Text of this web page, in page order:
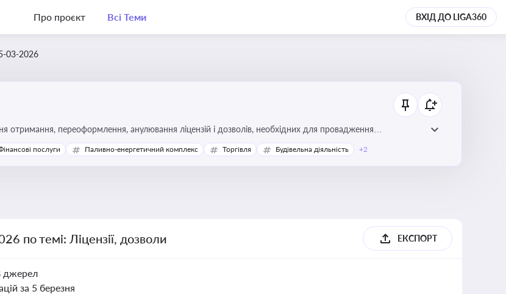
Про проєкт Всі Теми ВХІД ДО LIGA360
03-2026
отримання, переоформлення, анулювання ліцензій і дозволів, необхідних для провадження
послуги Паливно-енергетичний комплекс Торгівля Будівельна діяльність +2
по темі: Ліцензії, дозволи ЕКСПОРТ
джерел
за 5 березня